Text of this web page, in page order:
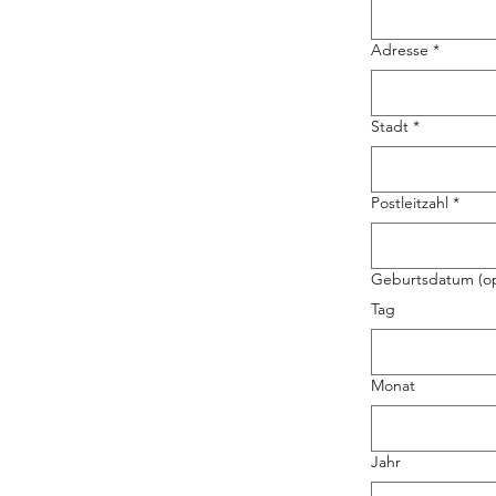
Adresse *
Stadt *
Postleitzahl *
Geburtsdatum
Tag
Monat
Jahr